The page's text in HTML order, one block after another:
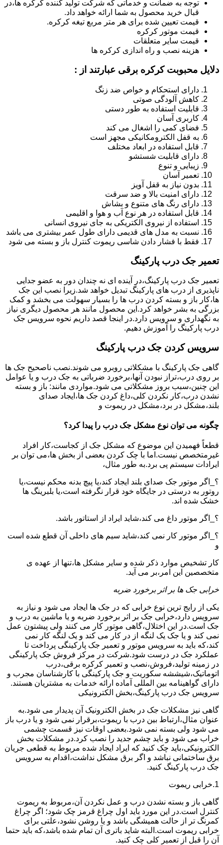
توجه به ضمانت و خدماتی که شرکت تولید کننده کرکره ها،در
قبال خرید محصول به شما ارائه خواهد داد.
قیمت تعیین شده برای هر متر مربع تیغه کرکره.
قیمت موتور کرکره
قیمت سایر متعلقات
هزینه نصب و راه اندازی کرکره ها
دلایل محبوبت کرکره برقی عبارتند از :
دارای استحکام و خواص ضد زنگ
کاهش آلودگی صوتی
قابلیت استفاده به طور دستی
کاربری آسان
فضای کمی را اشغال می کند
به قفل الکترومکانیکی مجهز است
قابل استفاده در ابعاد مختلف
دارای قابلیت شستشو
زیبایی و تنوع
تعمیر آسان
بدون نیاز به قفل آویز
دارای امنیت بالا و ضد سرقت
دارای رنگ های متنوع و بشاش
قابل استفاده در هر نوع آب و هوا و اقلیمی
استفاده از نیروی الکتریکی به جای نیروی انسانی
نسبت به مدل های قدیمی دارای طول عمر بیشتری می باشد
فقط با فشار دادن شاسی ریموت کنترل باز و بسته می شود
تعمیر جک درب پارکینگ
تعمیر جک درب پارکینگ،در آینده ای نه چندان دور به عضو جدایی
ناپذیری از درب های پارکینگ تبدیل خواهد شد.زیرا نصب این جک
ها،کار باز و بسته کردن درب ها را بسیار سهولت می بخشد و کمک
بزرگی به بشر خواهد کرد.این محصول مانند هر محصول دیگری نیاز
به نگهداری و سرویس دارد.در اینجا قصد داریم نحوه سرویس جک
درب پارکینگ را آموزش دهیم.
سرویس کردن جک درب پارکینگ
گاهی جک پارکینگ با مشکلاتی روبرو می شوند.نصب ناصحیح جک ها
بر روی درب،تراز نبودن آنها،برخورد ضرباتی به جک درب و یا عوامل
این چنین،سبب بروز مشکلاتی می شود.مواردی مانند: باز و بسته
نشدن درب،کار نکردن کلی،داغ کردن جک ها،ایجاد صدای
بلند،مشکل در برد،مشکل در ریموت و
چگونه می توان نوع مشکل جک درب را پیدا کرد؟
قطعاً فهمیدن این موضوع که مشکل جک از کجاست،کار افراد
غیرمتخصص نیست.اما با چک کردن بعضی از بخش ها،می توان بر
ایرادات سیستم پی برد.به طور مثال،
؟_اگر موتور جک صدای بلند ایجاد کند،یا پیچ بدنه محکم نیست،یا
روتور به درستی در جایگاه خود قرار نگرفته است،یا بلبرینگ ها
خشک شده اند.
؟_اگر موتور داغ می کند،شاید ایراد از استاتور باشد.
؟_اگر موتور کار نمی کند،شاید سیم های داخلی آن قطع شده است
و
کار تشخیص موارد ذکر شده و سایر مشکل ها،تنها از عهده ی
متخصصین این امر،بر می آید.
خرابی جک ها بر اثر برخورد ضربه
یکی از رایج ترین نوع خرابی که در جک ها ایجاد می شود و نیاز به
سرویس دارد،خرابی جک بر اثر برخورد ضربه و یا ماشین به درب و
جک است.در این اختلال،گاهی موتور کار می کنند ولی پیشتون عمل
نمی کند و یا جک یک لنگه از در کار می کند و یک لنگه کار نمی
کند،که باید به سرویس موتور و تعمیر جک پارکینگی پرداخت تا
عملکرد جک در درست شود.شرکت در مرکز فروش جک پارکینگی
در زمینه تولید،فروش،نصب و تعمیر کرکره برقی،درب
اتوماتیک،شیششه سکوریت و جک پارکینگی با کارشناسان مجرب و
دارای گواهینامه بین المللی آماده ارائه خدمات به مشتریان هستند.
سرویس جک درب پارکینگ،بخش الکترونیکی
گاهی نیز مشکلات جک در بخش الکترونیک آن پدیدار می شود.به
عنوان مثال،ارتباط بین درب با ریموت،برقرار نمی شود و یا درب باز
می شود ولی بسته نمی شود.بعضی اوقات نیز قسمت چشمی
خراب می شود و باید چشم جدید را نصب کرد.در مشکلات بخش
الکترونیکی،باید چک کنید که ایراد ایجاد شده مربوط به قطعی جریان
برق ساختمانی نباشد و اگر برق مشکل نداشت،اقدام به سرویس
جک درب پارکینگ کنید.
1.خرابی ریموت
گاهی باز و بسته نشدن درب و عمل نکردن آن،مربوط به ریموت
کنترل است.در این مورد باید اول چراغ قرمز چک شود؛ اگر چراغ
کمرنگ تر از حالت همیشگی باشد و یا روشن نشود،علتی برای
خرابی ریموت است.البته شاید باتری آن تمام شده باشد،که باید حتما
آن را قبل از تعمیر کلی چک کنید.